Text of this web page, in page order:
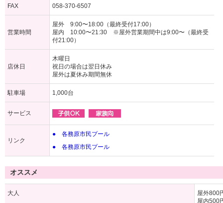
FAX 058-370-6507
営業時間
屋外 9:00〜18:00（最終受付17:00）
屋内 10:00〜21:30 ※屋外営業期間中は9:00〜（最終受
付21:00）
店休日
木曜日
祝日の場合は翌日休み
屋外は夏休み期間無休
駐車場 1,000台
サービス
リンク
● 各務原市民プール
● 各務原市民プール
オススメ
大人
屋外800
屋内500